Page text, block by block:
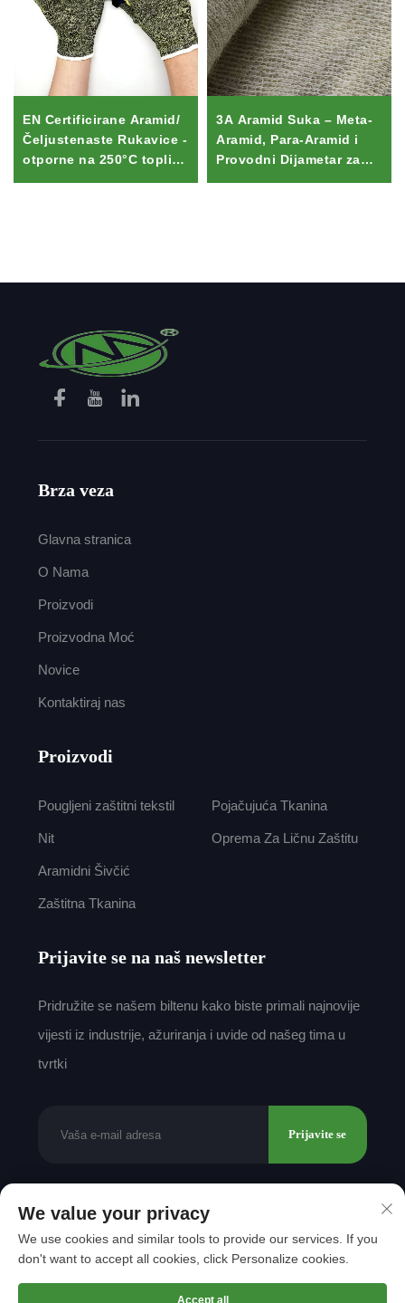
EN Certificirane Aramid/
Čeljustenaste Rukavice -
otporne na 250°C topline
3A Aramid Suka – Meta-
Aramid, Para-Aramid i
Provodni Dijametar za
Brza veza
Glavna stranica
O Nama
Proizvodi
Proizvodna Moć
Novice
Kontaktiraj nas
Proizvodi
Pougljeni zaštitni tekstil
Nit
Aramidni Šivčić
Zaštitna Tkanina
Pojačujuća Tkanina
Oprema Za Ličnu Zaštitu
Prijavite se na naš newsletter
Pridružite se našem biltenu kako biste primali najnovije
vijesti iz industrije, ažuriranja i uvide od našeg tima u
tvrtki
Prijavite se
Autorsko pravo © 2025 by Shantou Mingda Textile
Co., Ltd.
Politika privatnosti
Vrati se na vrh
We value your privacy
We use cookies and similar tools to provide our services. If you
don't want to accept all cookies, click Personalize cookies.
Accept all